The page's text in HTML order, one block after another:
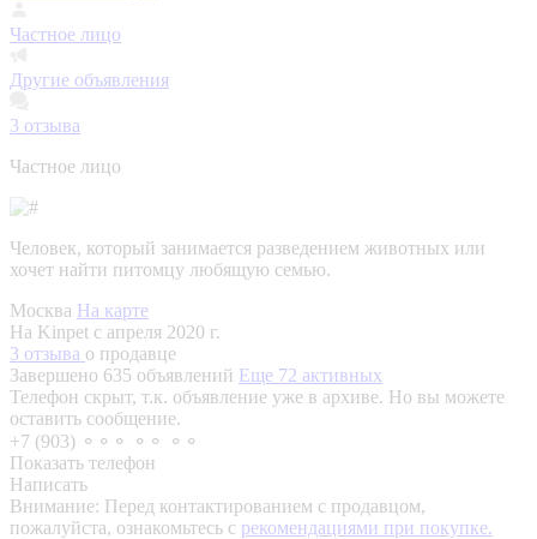
Частное лицо
Другие объявления
3 отзыва
Частное лицо
Человек, который занимается разведением животных или
хочет найти питомцу любящую семью.
Москва На карте
На Kinpet c апреля 2020 г.
3 отзыва о продавце
Завершено 635 объявлений Еще 72 активных
Телефон скрыт, т.к. объявление уже в архиве. Но вы можете
оставить сообщение.
+7 (903) ⚬⚬⚬ ⚬⚬ ⚬⚬
Показать телефон
Написать
Внимание: Перед контактированием с продавцом,
пожалуйста, ознакомьтесь с рекомендациями при покупке.